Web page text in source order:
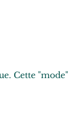
Cette "mode"